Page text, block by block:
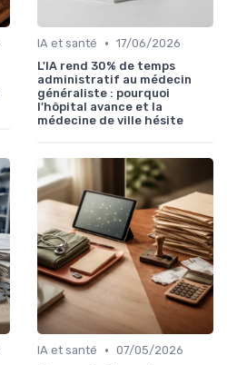
IA et santé • 17/06/2026
L'IA rend 30% de temps
administratif au médecin
généraliste : pourquoi
l'hôpital avance et la
médecine de ville hésite
IA et santé • 07/05/2026